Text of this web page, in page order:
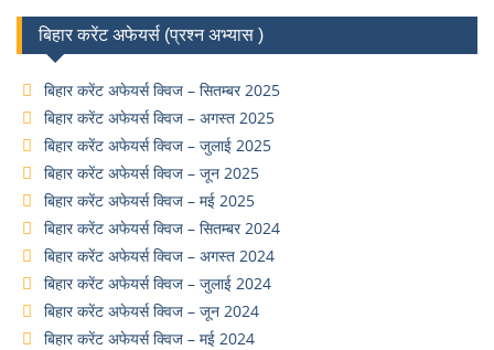
बिहार करेंट अफेयर्स (प्रश्न अभ्यास )
बिहार करेंट अफेयर्स क्विज – सितम्बर 2025
बिहार करेंट अफेयर्स क्विज – अगस्त 2025
बिहार करेंट अफेयर्स क्विज – जुलाई 2025
बिहार करेंट अफेयर्स क्विज – जून 2025
बिहार करेंट अफेयर्स क्विज – मई 2025
बिहार करेंट अफेयर्स क्विज – सितम्बर 2024
बिहार करेंट अफेयर्स क्विज – अगस्त 2024
बिहार करेंट अफेयर्स क्विज – जुलाई 2024
बिहार करेंट अफेयर्स क्विज – जून 2024
बिहार करेंट अफेयर्स क्विज – मई 2024